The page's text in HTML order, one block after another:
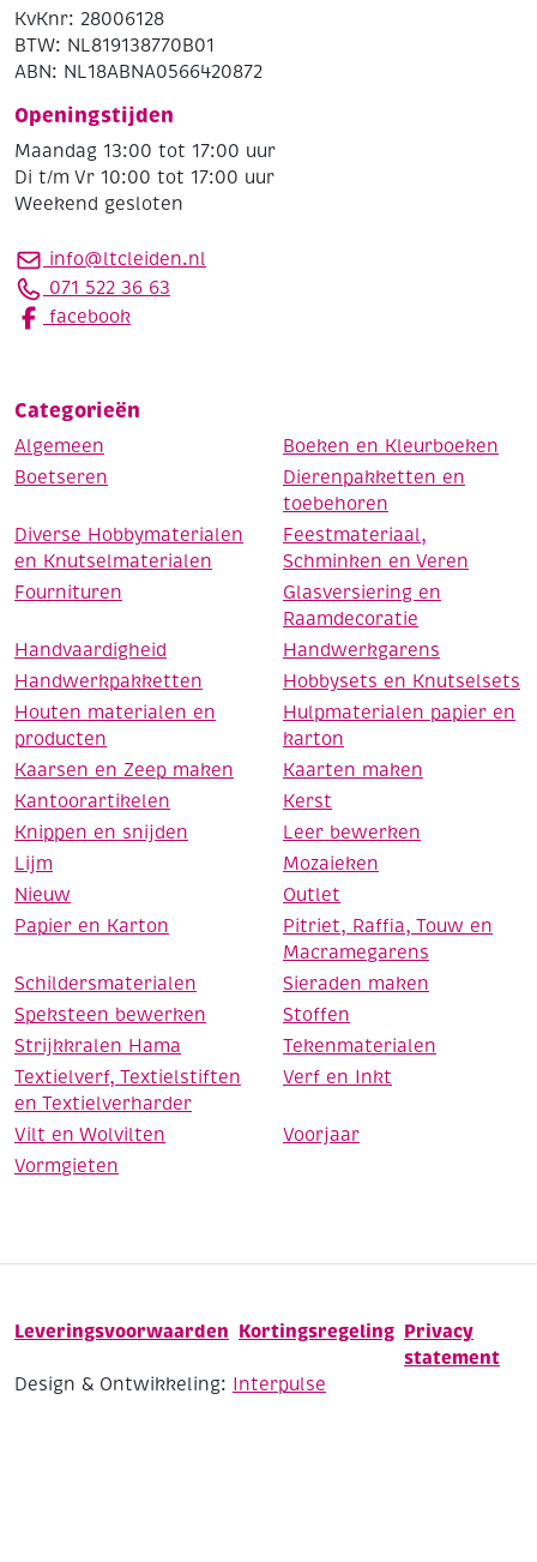
KvKnr: 28006128
BTW: NL819138770B01
ABN: NL18ABNA0566420872
Openingstijden
Maandag 13:00 tot 17:00 uur
Di t/m Vr 10:00 tot 17:00 uur
Weekend gesloten
info@ltcleiden.nl
071 522 36 63
facebook
Categorieën
Algemeen
Boeken en Kleurboeken
Boetseren
Dierenpakketten en
toebehoren
Diverse Hobbymaterialen
en Knutselmaterialen
Feestmateriaal,
Schminken en Veren
Fournituren
Glasversiering en
Raamdecoratie
Handvaardigheid
Handwerkgarens
Handwerkpakketten
Hobbysets en Knutselsets
Houten materialen en
producten
Hulpmaterialen papier en
karton
Kaarsen en Zeep maken
Kaarten maken
Kantoorartikelen
Kerst
Knippen en snijden
Leer bewerken
Lijm
Mozaieken
Nieuw
Outlet
Papier en Karton
Pitriet, Raffia, Touw en
Macramegarens
Schildersmaterialen
Sieraden maken
Speksteen bewerken
Stoffen
Strijkkralen Hama
Tekenmaterialen
Textielverf, Textielstiften
en Textielverharder
Verf en Inkt
Vilt en Wolvilten
Voorjaar
Vormgieten
Leveringsvoorwaarden Kortingsregeling Privacy
statement
Design & Ontwikkeling: Interpulse